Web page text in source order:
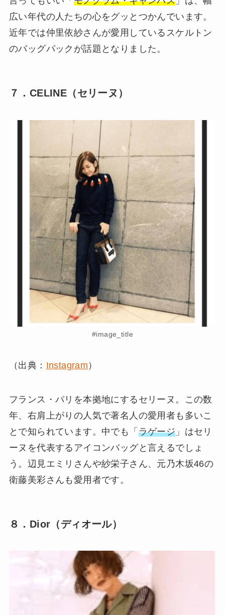
広い年代の人たちの心をグッとつかんでいます。
近年では仲里依紗さんが愛用しているスケルトン
のバッグパックが話題となりました。
７．CELINE（セリーヌ）
#image_title
（出典： Instagram ）
フランス・パリを本拠地にするセリーヌ。この数
年、右肩上がりの人気で著名人の愛用者も多いこ
とで知られています。中でも「 ラゲージ 」はセリ
ーヌを代表するアイコンバッグと言えるでしょ
う。辺見エミリさんや紗栄子さん、元乃木坂46の
衛藤美彩さんも愛用者です。
８．Dior（ディオール）